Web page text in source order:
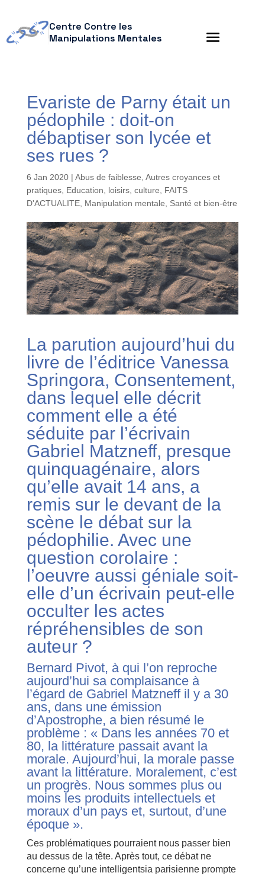
Centre Contre les
Manipulations Mentales
Evariste de Parny était un
pédophile : doit-on
débaptiser son lycée et
ses rues ?
6 Jan 2020| Abus de faiblesse Autres croyances et
pratiques, Education, loisirs, culture
FAITS
D'ACTUALITE, Manipulation mentale Santé et bien-être
La parution aujourd’hui du
livre de l’éditrice Vanessa
Springora, Consentement,
dans lequel elle décrit
comment elle a été
séduite par l’écrivain
Gabriel Matzneff, presque
quinquagénaire, alors
qu’elle avait 14 ans, a
remis sur le devant de la
scène le débat sur la
pédophilie. Avec une
question corolaire :
l’oeuvre aussi géniale soit-
elle d’un écrivain peut-elle
occulter les actes
répréhensibles de son
auteur ?
Bernard Pivot, à qui l’on reproche
aujourd’hui sa complaisance à
l’égard de Gabriel Matzneff il y a 30
ans, dans une émission
d’Apostrophe, a bien résumé le
problème : « Dans les années 70 et
80, la littérature passait avant la
morale. Aujourd’hui, la morale passe
avant la littérature. Moralement, c’est
un progrès. Nous sommes plus ou
moins les produits intellectuels et
moraux d’un pays et, surtout, d’une
époque ».
Ces problématiques pourraient nous passer bien
au dessus de la tête. Après tout, ce débat ne
concerne qu’une intelligentsia parisienne prompte